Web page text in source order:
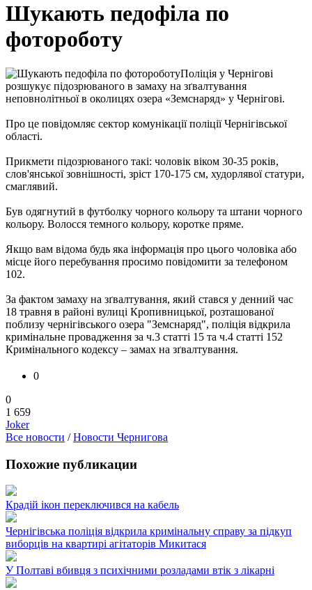
Шукають педофіла по
фотороботу
Поліція у Чернігові
розшукує підозрюваного в замаху на зґвалтування
неповнолітньої в околицях озера «Земснаряд» у Чернігові.
Про це повідомляє сектор комунікації поліції Чернігівської
області.
Прикмети підозрюваного такі: чоловік віком 30-35 років,
слов'янської зовнішності, зріст 170-175 см, худорлявої статури,
смаглявий.
Був одягнутий в футболку чорного кольору та штани чорного
кольору. Волосся темного кольору, коротке пряме.
Якщо вам відома будь яка інформація про цього чоловіка або
місце його перебування просимо повідомити за телефоном
102.
За фактом замаху на зґвалтування, який стався у денний час
18 травня в районі вулиці Кропивницької, розташованої
поблизу чернігівського озера "Земснаряд", поліція відкрила
кримінальне провадження за ч.3 статті 15 та ч.4 статті 152
Кримінального кодексу – замах на зґвалтування.
0
0
1 659
Joker
Все новости /Новости Чернигова
Похожие публикации
Крадій ікон переключився на кабель
Чернігівська поліція відкрила кримінальну справу за підкуп
виборців на квартирі агітаторів Микитася
У Полтаві вбивця з психічними розладами втік з лікарні